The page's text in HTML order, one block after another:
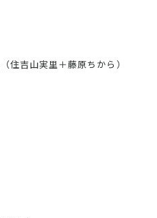
吉山実里＋藤原ちから）